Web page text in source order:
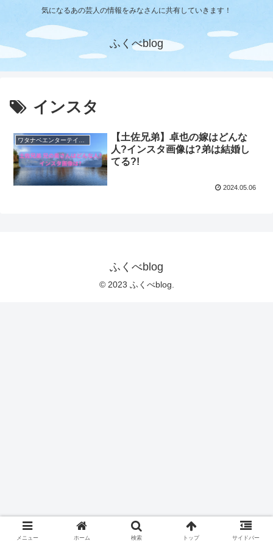
気になるあの芸人の情報をみなさんに共有していきます！
ふくべblog
インスタ
【土佐兄弟】卓也の嫁はどんな
人?インスタ画像は?弟は結婚し
てる?!
2024.05.06
ふくべblog
© 2023 ふくべblog.
メニュー ホーム 検索 トップ サイドバー